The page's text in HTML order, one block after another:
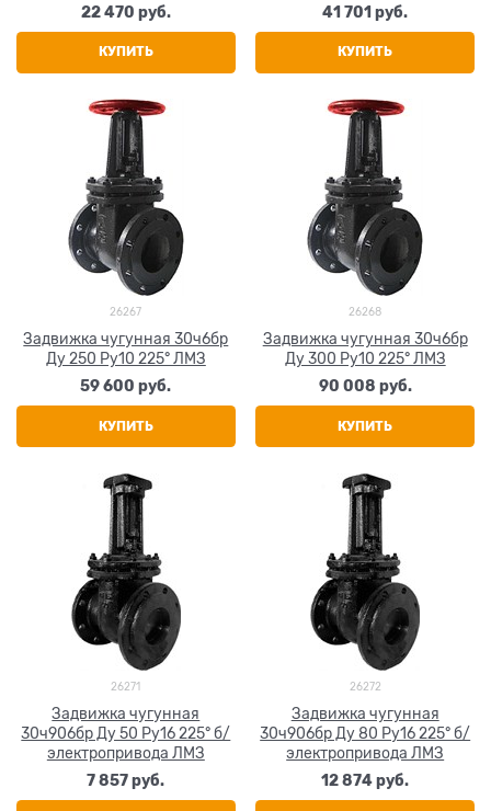
22 470 руб.
КУПИТЬ
41 701 руб.
КУПИТЬ
26267
Задвижка чугунная 30ч6бр
Ду 250 Ру10 225° ЛМЗ
59 600 руб.
КУПИТЬ
26268
Задвижка чугунная 30ч6бр
Ду 300 Ру10 225° ЛМЗ
90 008 руб.
КУПИТЬ
26271
Задвижка чугунная
30ч906бр Ду 50 Ру16 225° б/
электропривода ЛМЗ
7 857 руб.
26272
Задвижка чугунная
30ч906бр Ду 80 Ру16 225° б/
электропривода ЛМЗ
12 874 руб.